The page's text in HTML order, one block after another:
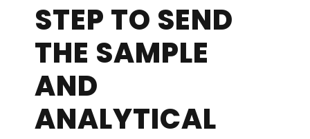
STEP TO SEND
THE SAMPLE
AND
ANALYTICAL